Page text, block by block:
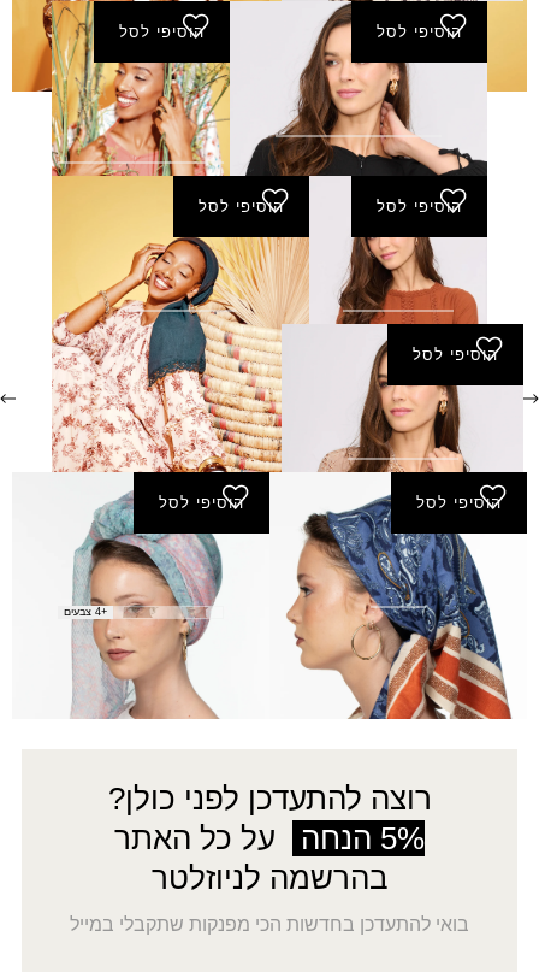
הוסיפי לסל
שמלת פורת - שחור
₪260.00
הוסיפי לסל
שמלת פורת -
אפרסק
₪260.00
הוסיפי לסל
שמלת תגל
₪270.00
הוסיפי לסל
שמלת קיץ - ורוד
₪290.00
הוסיפי לסל
שמלת קיץ - מוקה
₪290.00
הוסיפי לסל
מטפחת קסם
₪50.00
הוסיפי לסל
צעיף אחוה
₪30.00
+4 צבעים
→
←
רוצה להתעדכן לפני כולן?
5% הנחה
על כל האתר
בהרשמה לניוזלטר
בואי להתעדכן בחדשות הכי מפנקות שתקבלי במייל